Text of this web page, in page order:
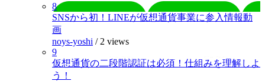
8
SNSから初！LINEが仮想通貨事業に参入情報動
画
noys-yoshi / 2 views
9
仮想通貨の二段階認証は必須！仕組みを理解しよ
う！